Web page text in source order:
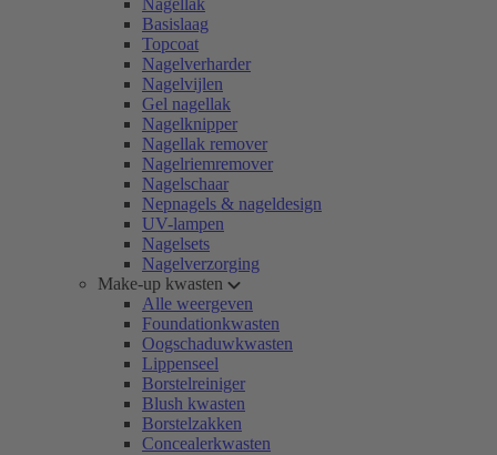
Nagellak
Basislaag
Topcoat
Nagelverharder
Nagelvijlen
Gel nagellak
Nagelknipper
Nagellak remover
Nagelriemremover
Nagelschaar
Nepnagels & nageldesign
UV-lampen
Nagelsets
Nagelverzorging
Make-up kwasten
Alle weergeven
Foundationkwasten
Oogschaduwkwasten
Lippenseel
Borstelreiniger
Blush kwasten
Borstelzakken
Concealerkwasten